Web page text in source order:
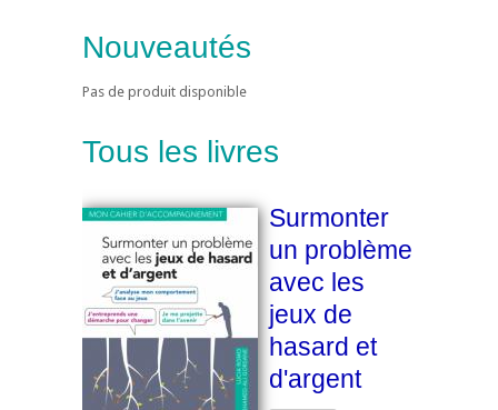
Nouveautés
Pas de produit disponible
Tous les livres
Surmonter
un problème
avec les
jeux de
hasard et
d'argent